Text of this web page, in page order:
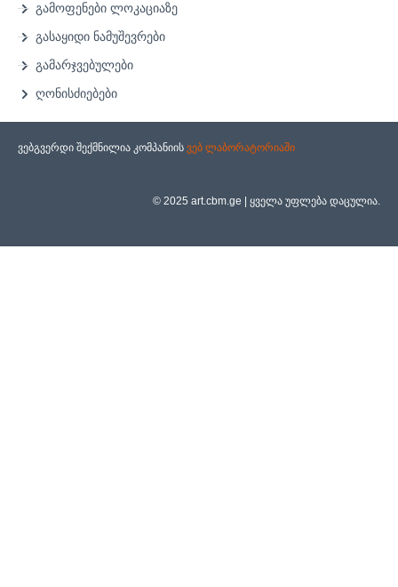
გამოფენები ლოკაციაზე
გასაყიდი ნამუშევრები
გამარჯვებულები
ღონისძიებები
ვებგვერდი შექმნილია კომპანიის ვებ ლაბორატორიაში
© 2025 art.cbm.ge | ყველა უფლება დაცულია.